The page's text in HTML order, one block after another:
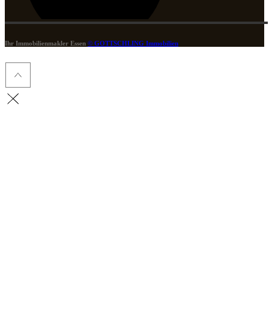
Ihr Immobilienmakler Essen © GOTTSCHLING Immobilien